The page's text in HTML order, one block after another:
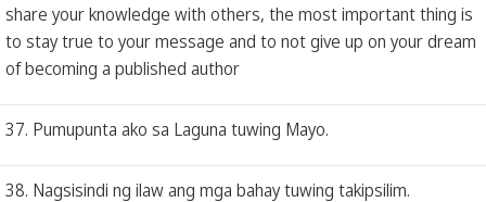
share your knowledge with others, the most important thing is
to stay true to your message and to not give up on your dream
of becoming a published author
37. Pumupunta ako sa Laguna tuwing Mayo.
38. Nagsisindi ng ilaw ang mga bahay tuwing takipsilim.